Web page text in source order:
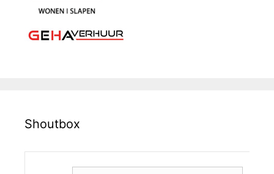
Shoutbox